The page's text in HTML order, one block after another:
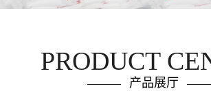
PRODUCT
产品展厅